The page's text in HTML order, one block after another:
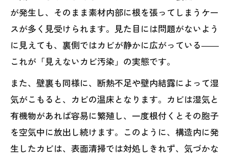
が発生し、そのまま素材内部に根を張ってしまうケー
スが多く見受けられます。見た目には問題がないよう
に見えても、裏側ではカビが静かに広がっている――
これが「見えないカビ汚染」の実態です。
また、壁裏も同様に、断熱不足や壁内結露によって湿
気がこもると、カビの温床となります。カビは湿気と
有機物があれば容易に繁殖し、一度根付くとその胞子
を空気中に放出し続けます。このように、構造内に発
生したカビは、表面清掃では対処しきれず、気づかな